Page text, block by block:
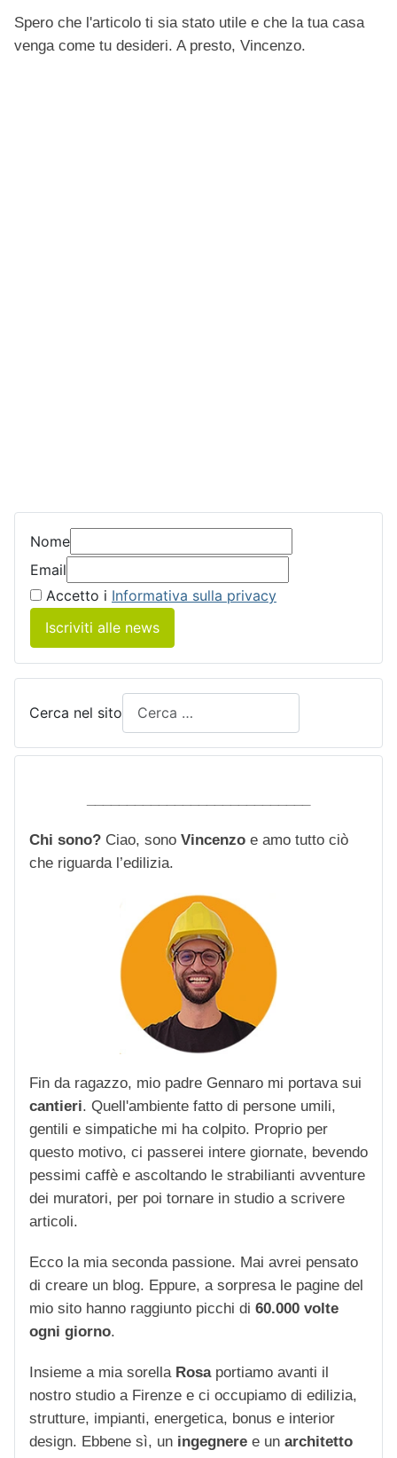
Spero che l'articolo ti sia stato utile e che la tua casa
venga come tu desideri. A presto, Vincenzo.
Nome
Email
Accetto i Informativa sulla privacy
Iscriviti alle news
Cerca nel sito
Chi sono? Ciao, sono Vincenzo e amo tutto ciò
che riguarda l’edilizia.
Fin da ragazzo, mio padre Gennaro mi portava sui
cantieri. Quell'ambiente fatto di persone umili,
gentili e simpatiche mi ha colpito. Proprio per
questo motivo, ci passerei intere giornate, bevendo
pessimi caffè e ascoltando le strabilianti avventure
dei muratori, per poi tornare in studio a scrivere
articoli.
Ecco la mia seconda passione. Mai avrei pensato
di creare un blog. Eppure, a sorpresa le pagine del
mio sito hanno raggiunto picchi di 60.000 volte
ogni giorno.
Insieme a mia sorella Rosaportiamo avanti il
nostro studio a Firenze e ci occupiamo di edilizia,
strutture, impianti, energetica, bonus e interior
design. Ebbene sì, un ingegnere e un architetto